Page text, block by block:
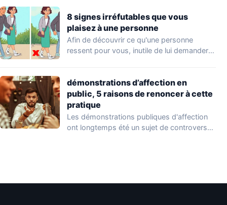
8 signes irréfutables que vous
plaisez à une personne
Afin de découvrir ce qu'une personne
ressent pour vous, inutile de lui demander
démonstrations d’affection en
public, 5 raisons de renoncer à cette
pratique
Les démonstrations publiques d'affection
ont longtemps été un sujet de controverse.